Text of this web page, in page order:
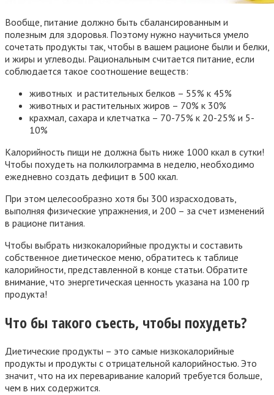
Вообще, питание должно быть сбалансированным и
полезным для здоровья. Поэтому нужно научиться умело
сочетать продукты так, чтобы в вашем рационе были и белки,
и жиры и углеводы. Рациональным считается питание, если
соблюдается такое соотношение веществ:
животных и растительных белков – 55% к 45%
животных и растительных жиров – 70% к 30%
крахмал, сахара и клетчатка – 70-75% к 20-25% и 5-
10%
Калорийность пищи не должна быть ниже 1000 ккал в сутки!
Чтобы похудеть на полкилограмма в неделю, необходимо
ежедневно создать дефицит в 500 ккал.
При этом целесообразно хотя бы 300 израсходовать,
выполняя физические упражнения, и 200 – за счет изменений
в рационе питания.
Чтобы выбрать низкокалорийные продукты и составить
собственное диетическое меню, обратитесь к таблице
калорийности, представленной в конце статьи. Обратите
внимание, что энергетическая ценность указана на 100 гр
продукта!
Что бы такого съесть, чтобы похудеть?
Диетические продукты – это самые низкокалорийные
продукты и продукты с отрицательной калорийностью. Это
значит, что на их переваривание калорий требуется больше,
чем в них содержится.